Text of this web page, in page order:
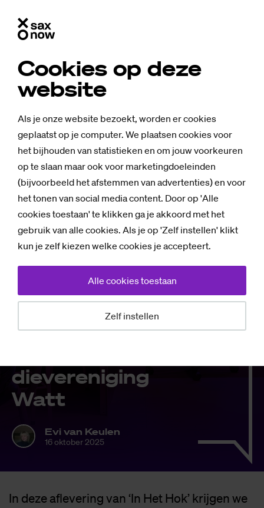
Cookies op deze
website
Als je onze website bezoekt, worden er cookies
geplaatst op je computer. We plaatsen cookies voor
het bijhouden van statistieken en om jouw voorkeuren
op te slaan maar ook voor marketingdoeleinden
(bijvoorbeeld het afstemmen van advertenties) en voor
het tonen van social media content. Door op 'Alle
cookies toestaan' te klikken ga je akkoord met het
gebruik van alle cookies. Als je op 'Zelf instellen' klikt
kun je zelf kiezen welke cookies je accepteert.
Zelf instellen
Alle cookies toestaan
Achtergrond
die­ver­e­ni­ging
Watt
Evi van Keulen
16 oktober 2025
In deze aflevering van ‘In Het Hok’ krijgen we